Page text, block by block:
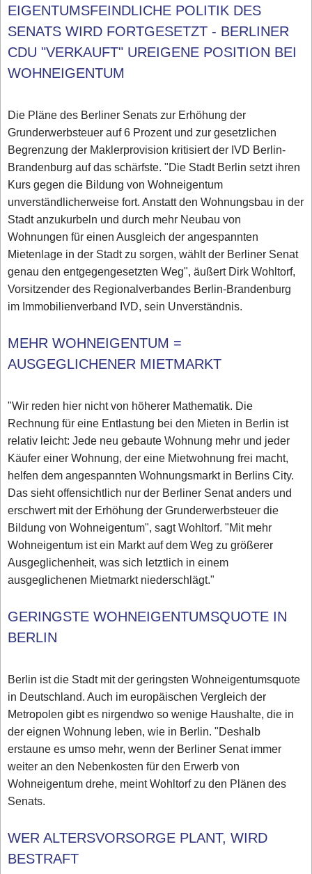
EIGENTUMSFEINDLICHE POLITIK DES
SENATS WIRD FORTGESETZT - BERLINER
CDU "VERKAUFT" UREIGENE POSITION BEI
WOHNEIGENTUM
Die Pläne des Berliner Senats zur Erhöhung der
Grunderwerbsteuer auf 6 Prozent und zur gesetzlichen
Begrenzung der Maklerprovision kritisiert der IVD Berlin-
Brandenburg auf das schärfste. "Die Stadt Berlin setzt ihren
Kurs gegen die Bildung von Wohneigentum
unverständlicherweise fort. Anstatt den Wohnungsbau in der
Stadt anzukurbeln und durch mehr Neubau von
Wohnungen für einen Ausgleich der angespannten
Mietenlage in der Stadt zu sorgen, wählt der Berliner Senat
genau den entgegengesetzten Weg", äußert Dirk Wohltorf,
Vorsitzender des Regionalverbandes Berlin-Brandenburg
im Immobilienverband IVD, sein Unverständnis.
MEHR WOHNEIGENTUM =
AUSGEGLICHENER MIETMARKT
"Wir reden hier nicht von höherer Mathematik. Die
Rechnung für eine Entlastung bei den Mieten in Berlin ist
relativ leicht: Jede neu gebaute Wohnung mehr und jeder
Käufer einer Wohnung, der eine Mietwohnung frei macht,
helfen dem angespannten Wohnungsmarkt in Berlins City.
Das sieht offensichtlich nur der Berliner Senat anders und
erschwert mit der Erhöhung der Grunderwerbsteuer die
Bildung von Wohneigentum", sagt Wohltorf. "Mit mehr
Wohneigentum ist ein Markt auf dem Weg zu größerer
Ausgeglichenheit, was sich letztlich in einem
ausgeglichenen Mietmarkt niederschlägt."
GERINGSTE WOHNEIGENTUMSQUOTE IN
BERLIN
Berlin ist die Stadt mit der geringsten Wohneigentumsquote
in Deutschland. Auch im europäischen Vergleich der
Metropolen gibt es nirgendwo so wenige Haushalte, die in
der eignen Wohnung leben, wie in Berlin. "Deshalb
erstaune es umso mehr, wenn der Berliner Senat immer
weiter an den Nebenkosten für den Erwerb von
Wohneigentum drehe, meint Wohltorf zu den Plänen des
Senats.
WER ALTERSVORSORGE PLANT, WIRD
BESTRAFT